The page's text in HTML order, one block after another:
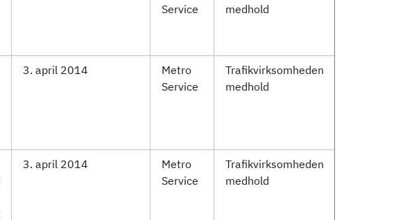
Service
medhold
3. april 2014
Metro
Service
Trafikvirksomheden
medhold
3. april 2014
Metro
Service
Trafikvirksomheden
medhold